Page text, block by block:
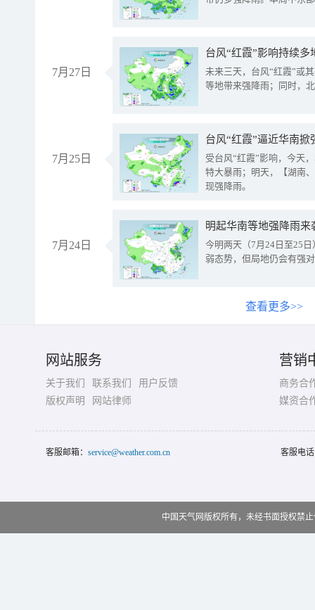
7月27日
台风“红霞”影响持续
未来三天，台风“红霞”或
等地带来强降雨；同时，
7月25日
台风“红霞”逼近华南
受台风“红霞”影响，今天
特大暴雨；明天，【湖南
现强降雨。
7月24日
明起华南等地强降雨
今明两天（7月24日至25
弱态势，但局地仍会有强
查看更多>>
网站服务
关于我们 联系我们
用户反馈
版权声明
网站律师
营销
商务合
媒资合
客服邮箱： service@weather.com.cn 客服电
中国天气网版权所有，未经书面授权